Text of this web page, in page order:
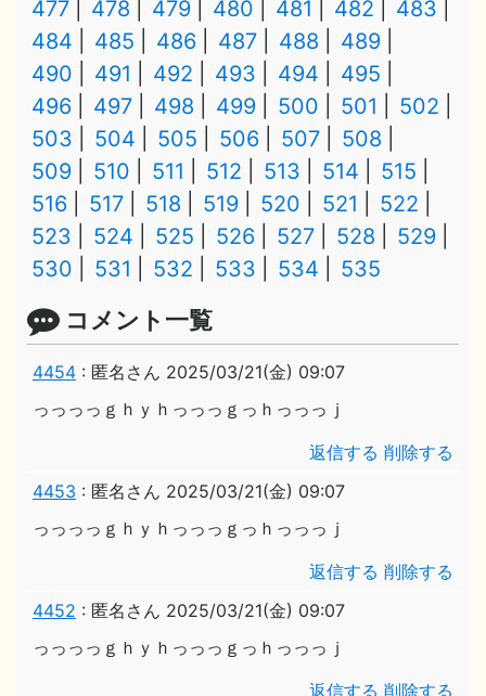
477 478 479 480 481 482
483
484
485 486 487 488
489
490
491 492 493 494
495
496
497 498 499 500 501
502
503
504 505 506 507
508
509
510 511 512 513 514
515
516
517 518 519 520 521
522
523
524 525 526 527 528
529
530
531 532 533 534 535
コメント一覧
4454 : 匿名さん 2025/03/21(金) 09:07
っっっっｇｈｙｈっっっｇっｈっっっｊ
返信する 削除する
4453 : 匿名さん 2025/03/21(金) 09:07
っっっっｇｈｙｈっっっｇっｈっっっｊ
返信する 削除する
4452 : 匿名さん 2025/03/21(金) 09:07
っっっっｇｈｙｈっっっｇっｈっっっｊ
返信する 削除する